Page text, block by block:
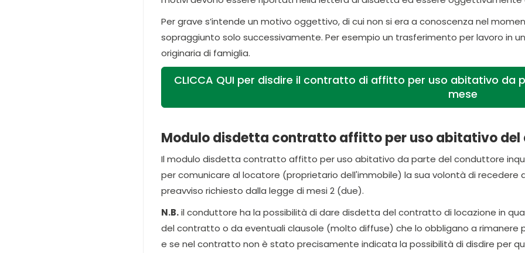
Per grave s’intende un motivo oggettivo, di cui non si era a conoscenza nel
sopraggiunto solo successivamente. Per esempio un trasferimento per lavoro in
originaria di famiglia.
CLICCA QUI per disdire il contratto di affitto per uso abitativo da
mese
Modulo disdetta contratto affitto per uso abitativo del
Il modulo disdetta contratto affitto per uso abitativo da parte del conduttore
per comunicare al locatore (proprietario dell'immobile) la sua volontà di
preavviso richiesto dalla legge di mesi 2 (due).
N.B.il conduttore ha la possibilità di dare disdetta del contratto di locazione in
del contratto o da eventuali clausole (molto diffuse) che lo obbligano a rimanere
e se nel contratto non è stato precisamente indicata la possibilità di disdire per